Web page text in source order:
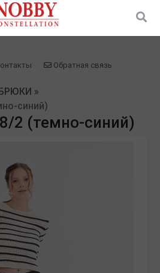
зарегистрироваться" />
Обратная связь
»
синий)
2 (темно-синий)